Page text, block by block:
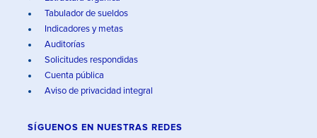
Tabulador de sueldos
Indicadores y metas
Auditorías
Solicitudes respondidas
Cuenta pública
Aviso de privacidad integral
SÍGUENOS EN NUESTRAS REDES